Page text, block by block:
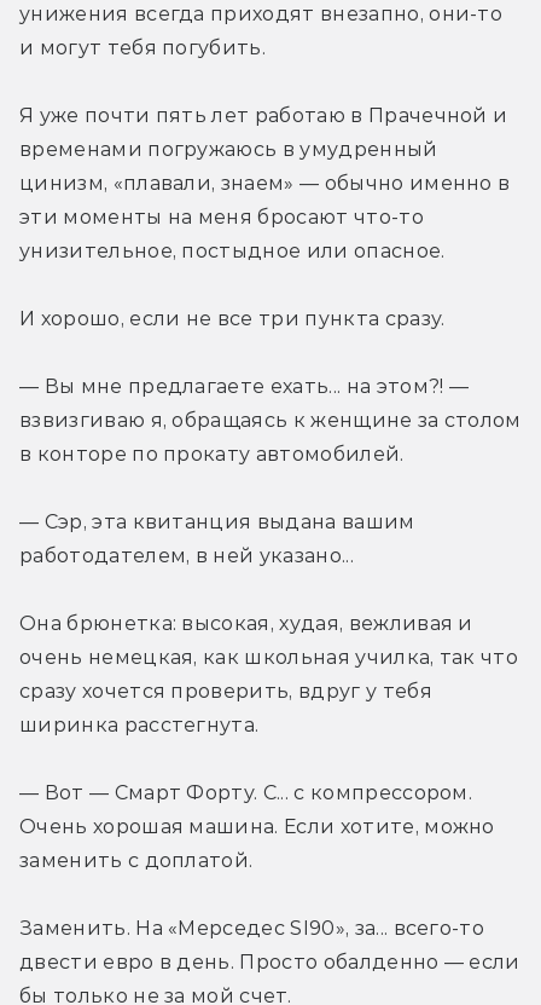
унижения всегда приходят внезапно, они-то
и могут тебя погубить.
Я уже почти пять лет работаю в Прачечной и
временами погружаюсь в умудренный
цинизм, «плавали, знаем» — обычно именно в
эти моменты на меня бросают что-то
унизительное, постыдное или опасное.
И хорошо, если не все три пункта сразу.
— Вы мне предлагаете ехать... на этом?! —
взвизгиваю я, обращаясь к женщине за столом
в конторе по прокату автомобилей.
— Сэр, эта квитанция выдана вашим
работодателем, в ней указано...
Она брюнетка: высокая, худая, вежливая и
очень немецкая, как школьная училка, так что
сразу хочется проверить, вдруг у тебя
ширинка расстегнута.
— Вот — Смарт Форту. С... с компрессором.
Очень хорошая машина. Если хотите, можно
заменить с доплатой.
Заменить. На «Мерседес SI90», за... всего-то
двести евро в день. Просто обалденно — если
бы только не за мой счет.